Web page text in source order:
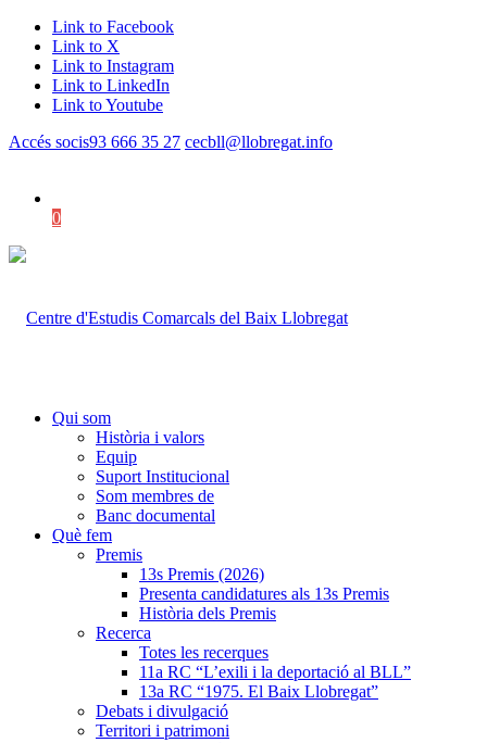
Link to Facebook
Link to X
Link to Instagram
Link to LinkedIn
Link to Youtube
Accés socis93 666 35 27 cecbll@llobregat.info
0
Qui som
Història i valors
Equip
Suport Institucional
Som membres de
Banc documental
Què fem
Premis
13s Premis (2026)
Presenta candidatures als 13s Premis
Història dels Premis
Recerca
Totes les recerques
11a RC “L’exili i la deportació al BLL”
13a RC “1975. El Baix Llobregat”
Debats i divulgació
Territori i patrimoni